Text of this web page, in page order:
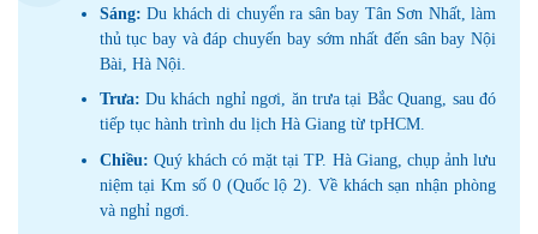
Sáng: Du khách di chuyển ra sân bay Tân Sơn Nhất, làm
thủ tục bay và đáp chuyến bay sớm nhất đến sân bay Nội
Bài, Hà Nội.
Trưa: Du khách nghỉ ngơi, ăn trưa tại Bắc Quang, sau đó
tiếp tục hành trình du lịch Hà Giang từ tpHCM.
Chiều: Quý khách có mặt tại TP. Hà Giang, chụp ảnh lưu
niệm tại Km số 0 (Quốc lộ 2). Về khách sạn nhận phòng
và nghỉ ngơi.